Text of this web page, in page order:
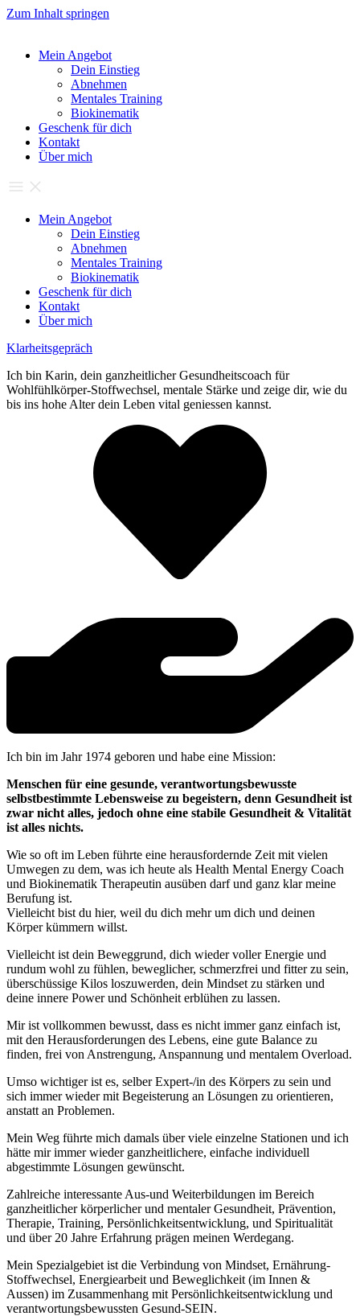
Zum Inhalt springen
Mein Angebot
Dein Einstieg
Abnehmen
Mentales Training
Biokinematik
Geschenk für dich
Kontakt
Über mich
Mein Angebot
Dein Einstieg
Abnehmen
Mentales Training
Biokinematik
Geschenk für dich
Kontakt
Über mich
Klarheitsgepräch
Ich bin Karin, dein ganzheitlicher Gesundheitscoach für
Wohlfühlkörper-Stoffwechsel, mentale Stärke und zeige dir, wie du
bis ins hohe Alter dein Leben vital geniessen kannst.
Ich bin im Jahr 1974 geboren und habe eine Mission:
Menschen für eine gesunde, verantwortungsbewusste
selbstbestimmte Lebensweise zu begeistern, denn Gesundheit ist
zwar nicht alles, jedoch ohne eine stabile Gesundheit & Vitalität
ist alles nichts.
Wie so oft im Leben führte eine herausfordernde Zeit mit vielen
Umwegen zu dem, was ich heute als Health Mental Energy Coach
und Biokinematik Therapeutin ausüben darf und ganz klar meine
Berufung ist.
Vielleicht bist du hier, weil du dich mehr um dich und deinen
Körper kümmern willst.
Vielleicht ist dein Beweggrund, dich wieder voller Energie und
rundum wohl zu fühlen, beweglicher, schmerzfrei und fitter zu sein,
überschüssige Kilos loszuwerden, dein Mindset zu stärken und
deine innere Power und Schönheit erblühen zu lassen.
Mir ist vollkommen bewusst, dass es nicht immer ganz einfach ist,
mit den Herausforderungen des Lebens, eine gute Balance zu
finden, frei von Anstrengung, Anspannung und mentalem Overload.
Umso wichtiger ist es, selber Expert-/in des Körpers zu sein und
sich immer wieder mit Begeisterung an Lösungen zu orientieren,
anstatt an Problemen.
Mein Weg führte mich damals über viele einzelne Stationen und ich
hätte mir immer wieder ganzheitlichere, einfache individuell
abgestimmte Lösungen gewünscht.
Zahlreiche interessante Aus-und Weiterbildungen im Bereich
ganzheitlicher körperlicher und mentaler Gesundheit, Prävention,
Therapie, Training, Persönlichkeitsentwicklung, und Spiritualität
und über 20 Jahre Erfahrung prägen meinen Werdegang.
Mein Spezialgebiet ist die Verbindung von Mindset, Ernährung-
Stoffwechsel, Energiearbeit und Beweglichkeit (im Innen &
Aussen) im Zusammenhang mit Persönlichkeitsentwicklung und
verantwortungsbewussten Gesund-SEIN.